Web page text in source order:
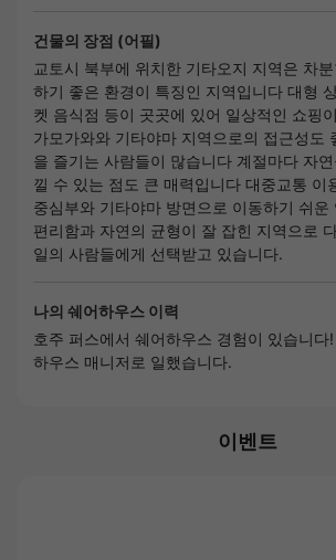
건물의 장점 (어필)
교토시 북부에 위치한 기타오지 지역은 차
하기 좋은 환경이 특징인 지역입니다 대형
켓 음식점 등이 곳곳에 있어 일상적인 쇼핑
가모가와와 기타야마 지역으로의 접근성도
을 즐기는 사람들이 많습니다 계절마다 자
낄 수 있는 점도 큰 매력입니다 대중교통 이
중심부와 기타야마 방면으로 이동하기 쉬운
편리함과 자연의 균형이 잘 잡힌 지역으로
일의 사람들에게 선택받고 있습니다.
나의 쉐어하우스 이력
호주 퍼스에서 쉐어하우스 경험이 있습니다
하우스 매니저로 일했습니다.
이벤트